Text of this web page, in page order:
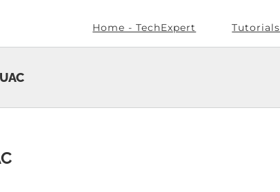
Home - TechExpert Tutorials